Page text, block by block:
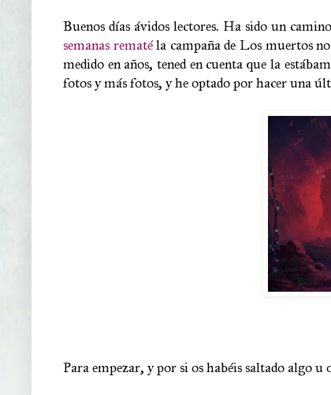
Buenos días ávidos lectores. Ha sido un
semanas rematéla campaña de Los muertos
medido en años, tened en cuenta que la
fotos y más fotos, y he optado por hacer una
Para empezar, y por si os habéis saltado algo